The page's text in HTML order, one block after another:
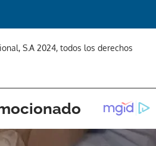
S.A 2024, todos los derechos